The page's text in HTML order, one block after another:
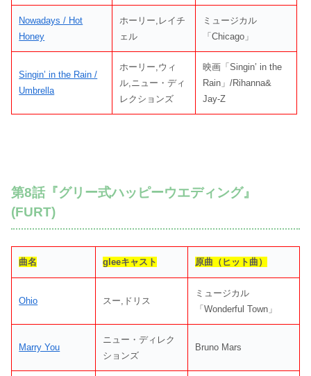
Nowadays / Hot
Honey
ホーリー,レイチ
ェル
ミュージカル
「Chicago」
Singin’ in the Rain /
Umbrella
ホーリー,ウィ
ル,ニュー・ディ
レクションズ
映画「Singin’ in the
Rain」/Rihanna&
Jay-Z
第8話『グリー式ハッピーウエディング』
(FURT)
曲名 gleeキャスト 原曲（ヒット曲）
Ohio スー,ドリス
ミュージカル
「Wonderful Town」
Marry You
ニュー・ディレク
ションズ
Bruno Mars